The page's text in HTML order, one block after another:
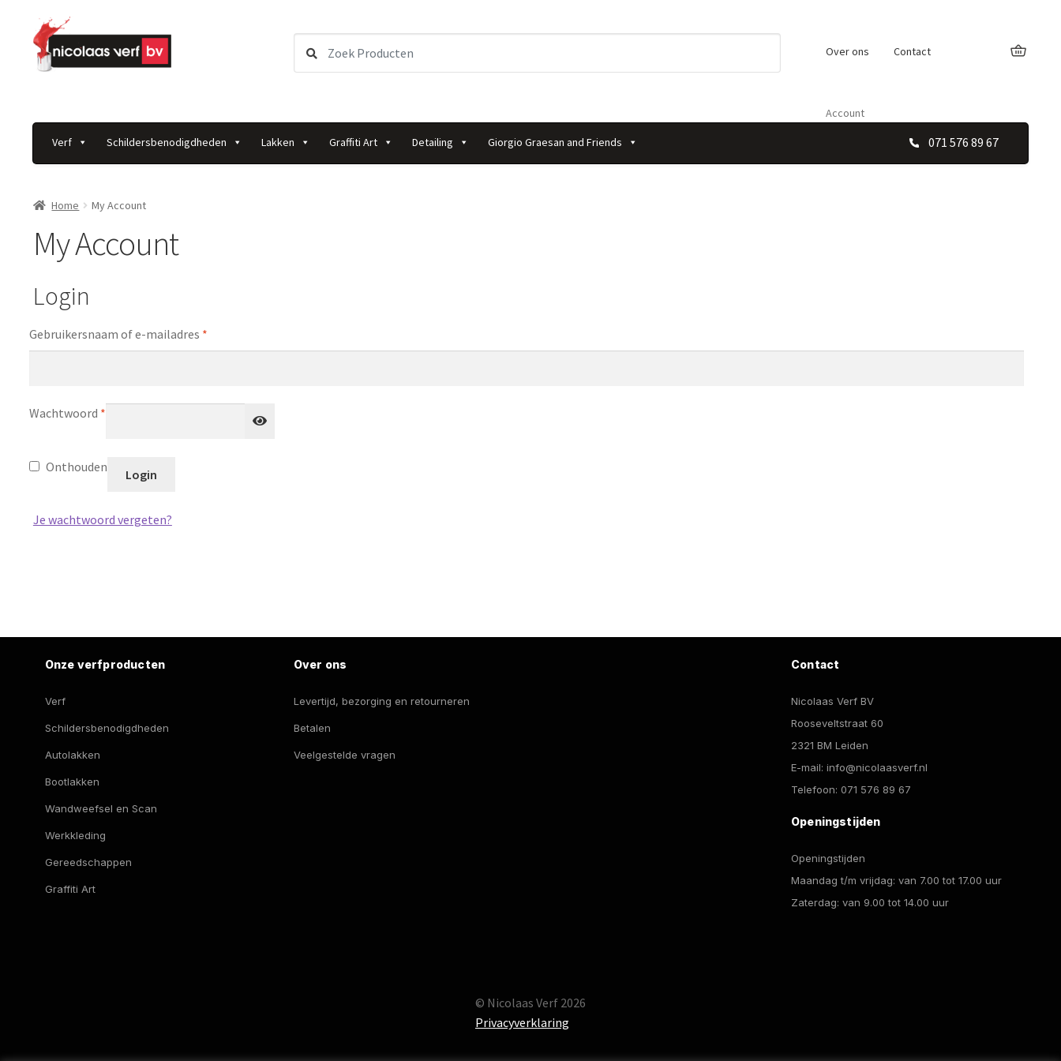
door
naar
navigatie
direct
naar
de
Over ons Contact
Account
Verf Schildersbenodigdheden Lakken Graffiti Art Detailing Giorgio Graesan and Friends 071 576 89 67
Home My Account
My Account
Login
Gebruikersnaam of e-mailadres *Vereist
Wachtwoord *Vereist
Onthouden Login
Je wachtwoord vergeten?
Onze verfproducten
Verf
Schildersbenodigdheden
Autolakken
Bootlakken
Wandweefsel en Scan
Werkkleding
Gereedschappen
Graffiti Art
Over ons
Levertijd, bezorging en retourneren
Betalen
Veelgestelde vragen
Contact
Nicolaas Verf BV
Rooseveltstraat 60
2321 BM Leiden
E-mail:info@nicolaasverf.nl
Telefoon: 071 576 89 67
Openingstijden
Openingstijden
Maandag t/m vrijdag: van 7.00 tot 17.00 uur
Zaterdag: van 9.00 tot 14.00 uur
© Nicolaas Verf 2026
Privacyverklaring